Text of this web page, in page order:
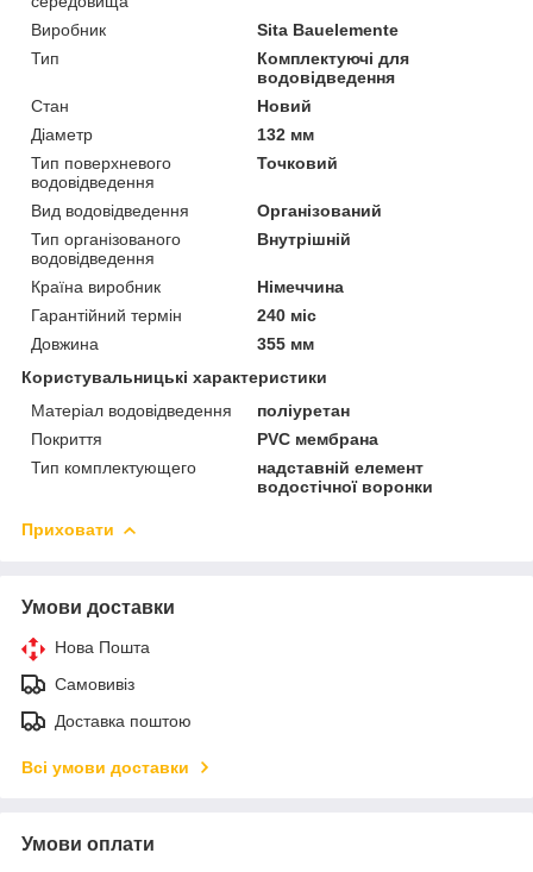
Виробник
Sita Bauelemente
Тип
Комплектуючі для
водовідведення
Стан
Новий
Діаметр
132 мм
Тип поверхневого
водовідведення
Точковий
Вид водовідведення
Організований
Тип організованого
водовідведення
Внутрішній
Країна виробник
Німеччина
Гарантійний термін
240 міс
Довжина
355 мм
Користувальницькі характеристики
Матеріал водовідведення
поліуретан
Покриття
PVC мембрана
Тип комплектующего
надставній елемент
водостічної воронки
Приховати
Умови доставки
Нова Пошта
Самовивіз
Доставка поштою
Всі умови доставки
Умови оплати